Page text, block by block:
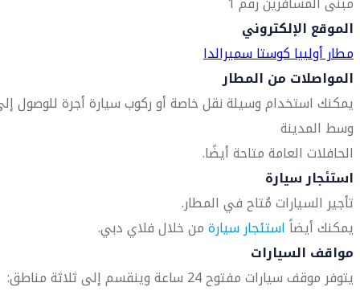
الموقع الإلكتروني
مطار أولبيا كوستا سميرالدا
المواصلات من المطار
يمكنك استخدام وسيلة نقل خاصة أو ركوب سيارة أجرة للوصول
وسط المدينة
الحافلات العامة متاحة أيضًا.
استئجار سيارة
تأجير السيارات مُتاح في المطار.
يمكنك أيضاًاستئجار سيارةمن خلال فلاي دبي.
مواقف السيارات
يتوفر موقف سيارات مفتوح 24 ساعة وينقسم إلى ثلاثة مناطق: